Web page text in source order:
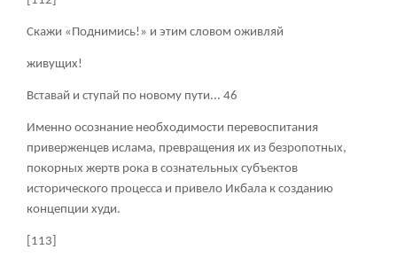
Скажи «Поднимись!» и этим словом оживляй
живущих!
Вставай и ступай по новому пути... 46
Именно осознание необходимости перевоспитания
приверженцев ислама, превращения их из безропотных,
покорных жертв рока в сознательных субъектов
исторического процесса и привело Икбала к созданию
концепции худи.
[113]